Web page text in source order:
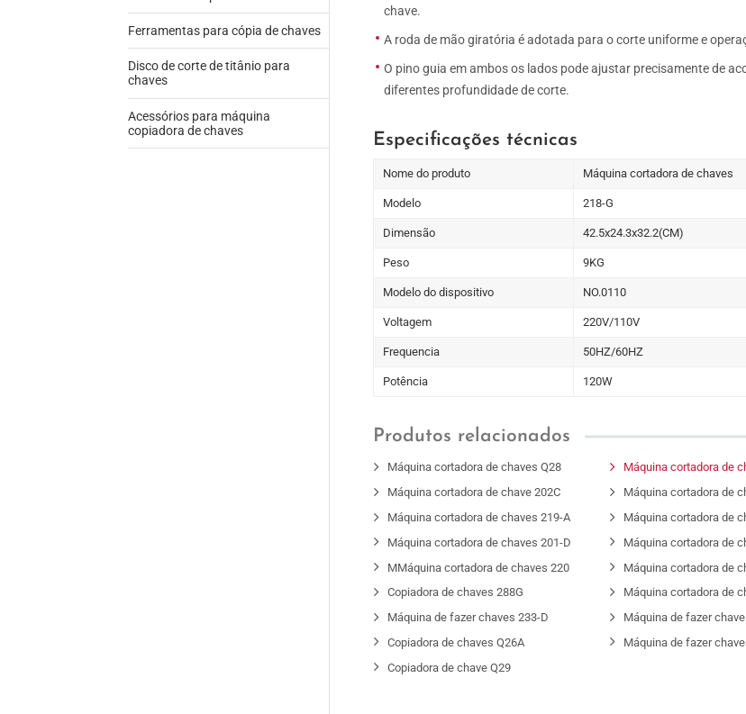
chave.
A roda de mão giratória é adotada para o corte uniforme e
O pino guia em ambos os lados pode ajustar precisamente de
diferentes profundidade de corte.
Especificações técnicas
Nome do produto Máquina cortadora de chaves
Modelo 218-G
Dimensão 42.5x24.3x32.2(CM)
Peso 9KG
Modelo do dispositivo NO.0110
Voltagem 220V/110V
Frequencia 50HZ/60HZ
Potência 120W
Produtos relacionados
Máquina cortadora de chaves Q28 Máquina cortadora de
Máquina cortadora de chave 202C
Máquina cortadora de
Máquina cortadora de chaves 219-A
Máquina cortadora de
Máquina cortadora de chaves 201-D
Máquina cortadora de
MMáquina cortadora de chaves 220
Máquina cortadora de
Copiadora de chaves 288G
Máquina cortadora de
Máquina de fazer chaves 233-D
Máquina de fazer
Copiadora de chaves Q26A
Máquina de fazer
Copiadora de chave Q29
Ferramentas para cópia de chaves
Disco de corte de titânio para
chaves
Acessórios para máquina
copiadora de chaves